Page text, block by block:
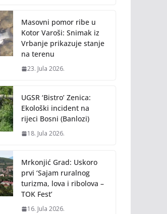
Masovni pomor ribe u
Kotor Varoši: Snimak iz
Vrbanje prikazuje stanje
na terenu
23. Jula 2026.
UGSR ‘Bistro’ Zenica:
Ekološki incident na
rijeci Bosni (Banlozi)
18. Jula 2026.
Mrkonjić Grad: Uskoro
prvi ‘Sajam ruralnog
turizma, lova i ribolova –
TOK Fest’
16. Jula 2026.